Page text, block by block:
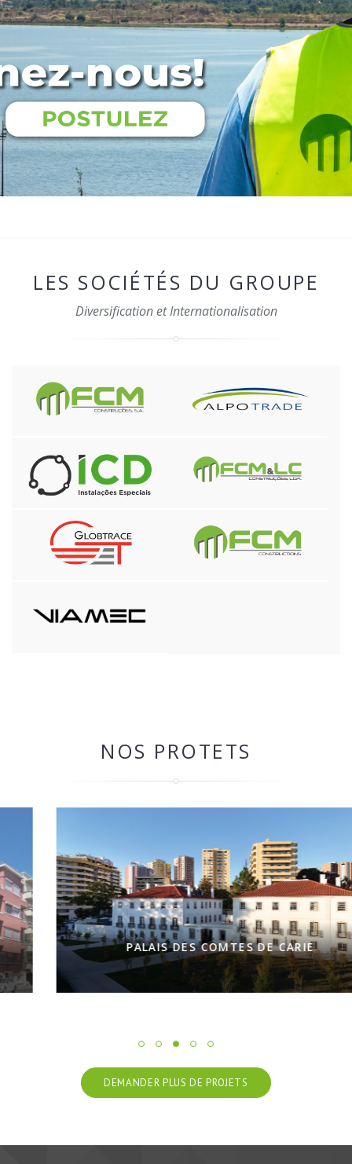
LES SOCIÉTÉS DU GROUPE
Diversification et Internationalisation
NOS PROTETS
PALAIS DES COMTES DE CARIE
DEMANDER PLUS DE PROJETS